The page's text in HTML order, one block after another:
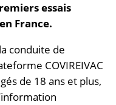
essais
France.
conduite de
COVIREIVAC
de 18 ans et plus,